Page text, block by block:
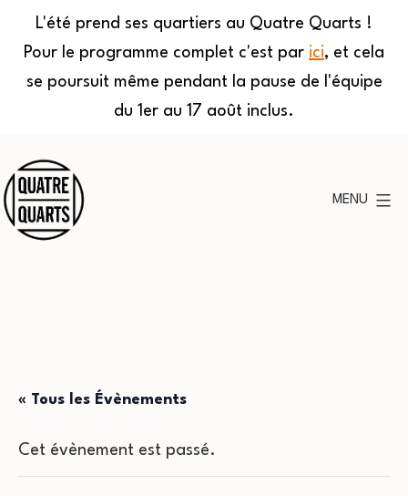
L'été prend ses quartiers au Quatre Quarts !
Pour le programme complet c'est par ici, et cela
se poursuit même pendant la pause de l'équipe
du 1er au 17 août inclus.
au
contenu
MENU
« Tous les Évènements
Cet évènement est passé.